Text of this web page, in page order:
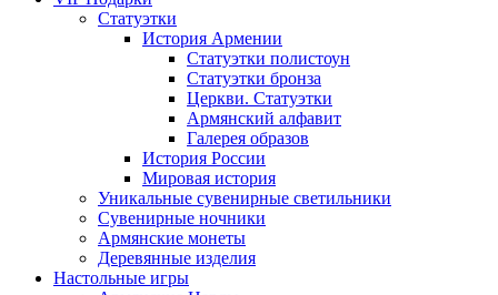
Статуэтки
История Армении
Статуэтки полистоун
Статуэтки бронза
Церкви. Статуэтки
Армянский алфавит
Галерея образов
История России
Мировая история
Уникальные сувенирные светильники
Сувенирные ночники
Армянские монеты
Деревянные изделия
Настольные игры